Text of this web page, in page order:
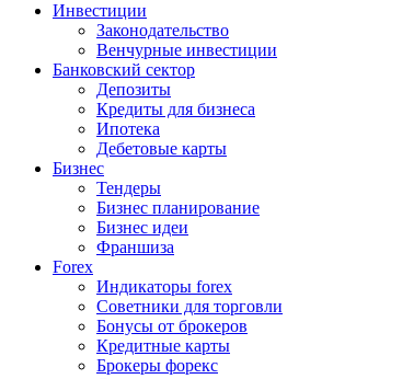
Инвестиции
Законодательство
Венчурные инвестиции
Банковский сектор
Депозиты
Кредиты для бизнеса
Ипотека
Дебетовые карты
Бизнес
Тендеры
Бизнес планирование
Бизнес идеи
Франшиза
Forex
Индикаторы forex
Советники для торговли
Бонусы от брокеров
Кредитные карты
Брокеры форекс